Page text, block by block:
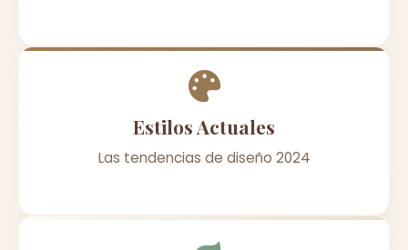
Estilos Actuales
Las tendencias de diseño 2024